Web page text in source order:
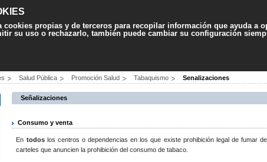
propias y de terceros para recopilar información que ayuda a
su uso o rechazarlo, también puede cambiar su configuración
Salud Pública Promoción Salud Tabaquismo Senalizaciones
Señalizaciones
Consumo y venta
En todoslos centros o dependencias en los que existe prohibición legal de fumar
carteles que anuncien la prohibición del consumo de tabaco.